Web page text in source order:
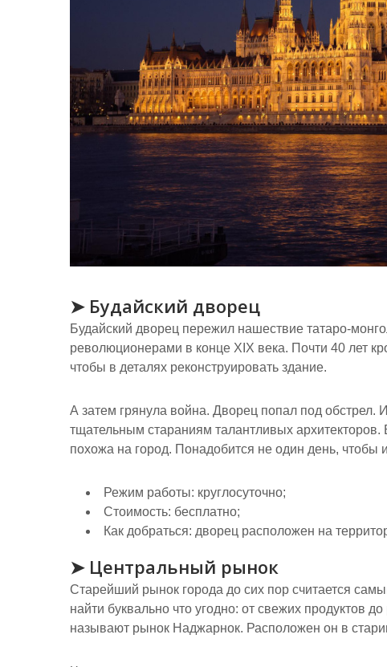
➤ Будайский дворец
Будайский дворец пережил нашествие татаро-
революционерами в конце XIX века. Почти 40 лет
чтобы в деталях реконструировать здание.
А затем грянула война. Дворец попал под обстрел.
тщательным стараниям талантливых архитекторов.
похожа на город. Понадобится не один день, чтобы
Режим работы: круглосуточно;
Стоимость: бесплатно;
Как добраться: дворец расположен на
➤ Центральный рынок
Старейший рынок города до сих пор считается
найти буквально что угодно: от свежих продуктов
называют рынок Наджарнок. Расположен он в